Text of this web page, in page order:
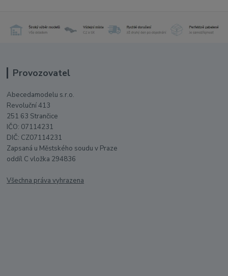
Provozovatel
Abecedamodelu s.r.o.
Revoluční 413
251 63 Strančice
IČO: 07114231
DIČ: CZ07114231
Zapsaná u Městského soudu v Praze
oddíl C vložka 294836
Všechna práva vyhrazena